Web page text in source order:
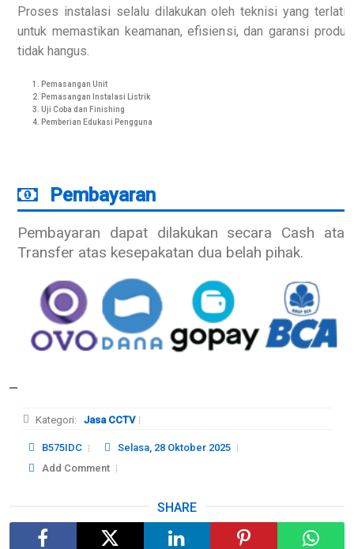
Proses instalasi selalu dilakukan oleh teknisi yang terlatih
untuk memastikan keamanan, efisiensi, dan garansi produk
tidak hangus.
Pemasangan Unit
Pemasangan Instalasi Listrik
Uji Coba dan Finishing
Pemberian Edukasi Pengguna
Pembayaran
Pembayaran dapat dilakukan secara Cash atau
Transfer atas kesepakatan dua belah pihak.
Kategori: Jasa CCTV
B575IDC
Selasa, 28 Oktober 2025
Add Comment
SHARE